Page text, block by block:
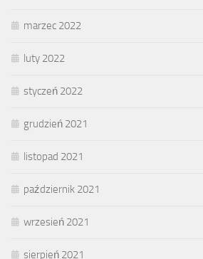
marzec 2022
luty 2022
styczeń 2022
grudzień 2021
listopad 2021
październik 2021
wrzesień 2021
sierpień 2021